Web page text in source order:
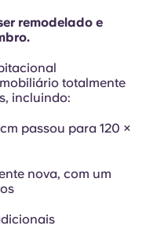
remodelado e
totalmente
incluindo:
passou para 120 ×
nova, com um